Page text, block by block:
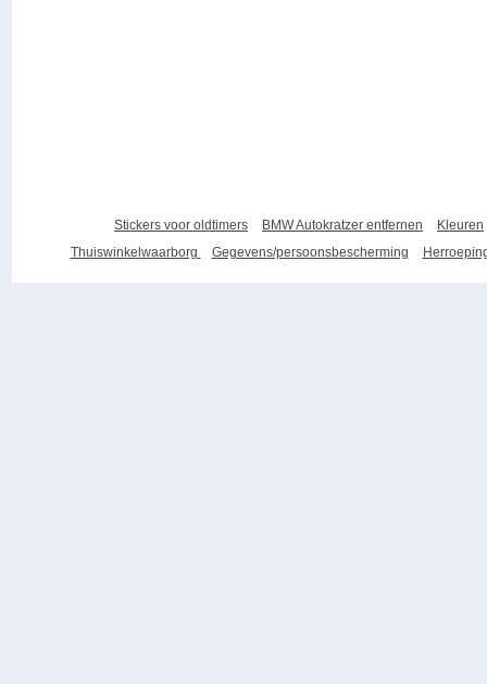
Stickers voor oldtimers BMW Autokratzer entfernen
Kleuren
Thuiswinkelwaarborg
Gegevens/persoonsbescherming